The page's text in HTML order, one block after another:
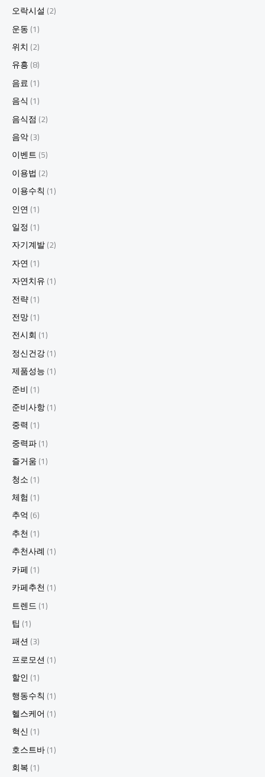
오락시설(2)
운동(1)
위치 (2)
유흥(8)
음료(1)
음식 (1)
음식점 (2)
음악(3)
이벤트(5)
이용법 (2)
이용수칙 (1)
인연(1)
일정 (1)
자기계발(2)
자연(1)
자연치유(1)
전략(1)
전망(1)
전시회 (1)
정신건강(1)
제품성능(1)
준비 (1)
준비사항(1)
중력 (1)
중력파(1)
즐거움(1)
청소(1)
체험 (1)
추억 (6)
추천(1)
추천사례 (1)
카페 (1)
카페추천(1)
트렌드(1)
팁 (1)
패션(3)
프로모션(1)
할인(1)
행동수칙 (1)
헬스케어 (1)
혁신(1)
호스트바(1)
회복(1)